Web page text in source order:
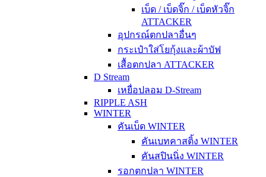
เบ็ด / เบ็ดจิ๊ก / เบ็ดหัวจิ๊ก
ATTACKER
อุปกรณ์ตกปลาอื่นๆ
กระเป๋าใส่โยกุ้งและผ้าบัฟ
เสื้อตกปลา ATTACKER
D Stream
เหยื่อปลอม D-Stream
RIPPLE ASH
WINTER
คันเบ็ด WINTER
คันเบทคาสติ้ง WINTER
คันสปินนิ่ง WINTER
รอกตกปลา WINTER